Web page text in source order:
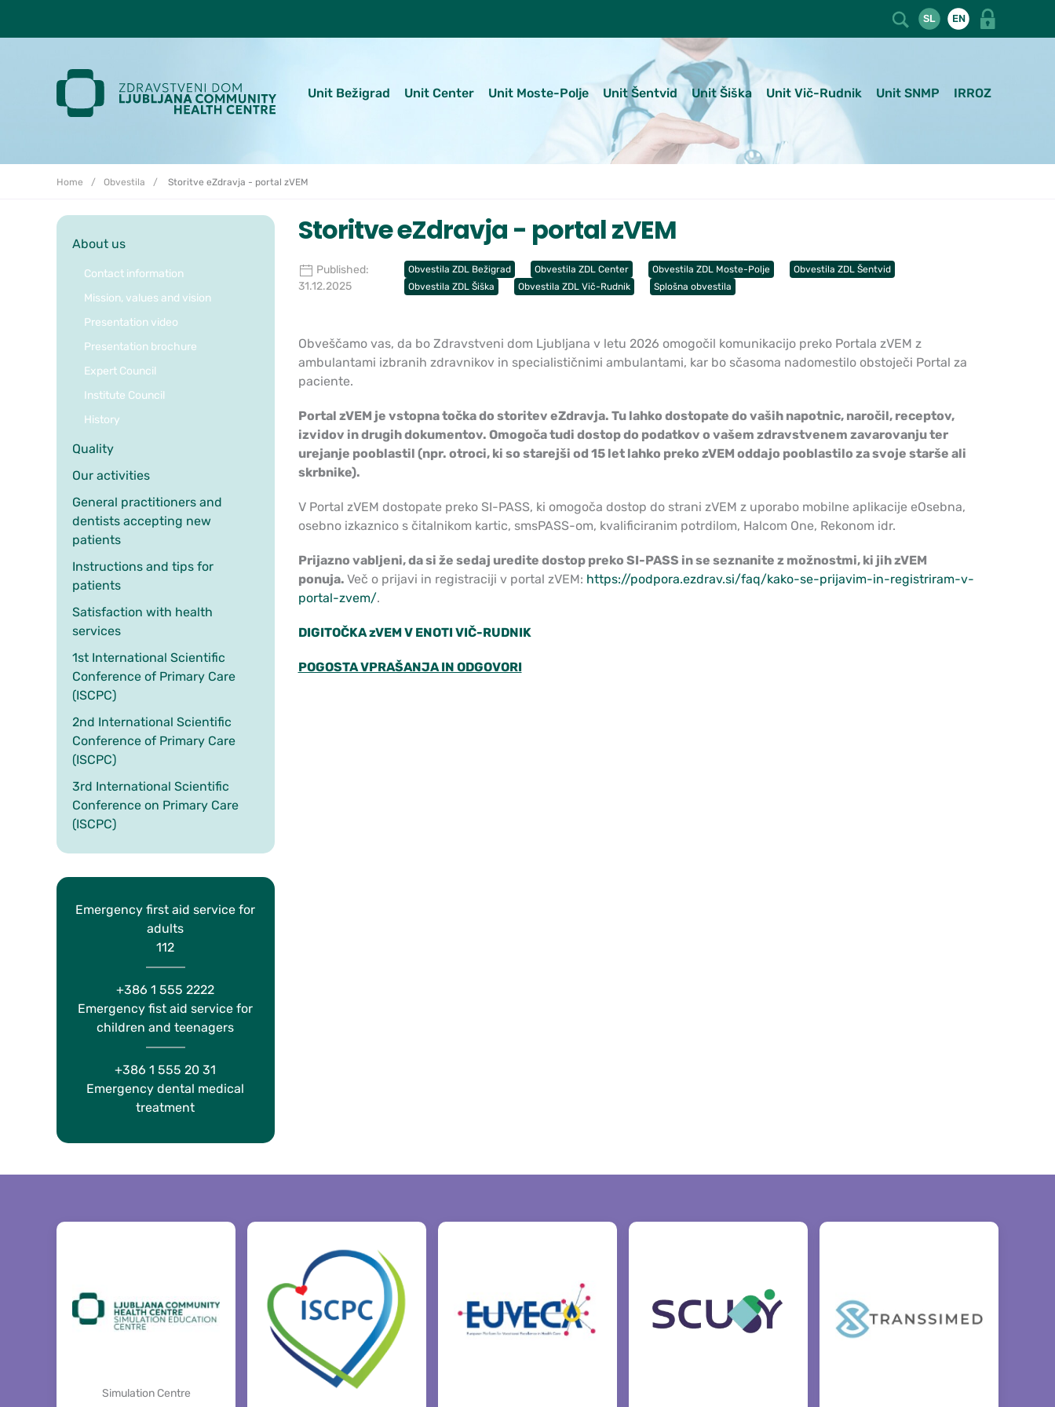
SL EN
Unit Bežigrad Unit Center Unit Moste-Polje Unit Šentvid Unit Šiška Unit Vič-Rudnik Unit SNMP IRROZ
Home Obvestila Storitve eZdravja - portal zVEM
About us
Contact information
Mission, values and vision
Presentation video
Presentation brochure
Expert Council
Institute Council
History
Quality
Our activities
General practitioners and
dentists accepting new
patients
Instructions and tips for
patients
Satisfaction with health
services
1st International Scientific
Conference of Primary Care
(ISCPC)
2nd International Scientific
Conference of Primary Care
(ISCPC)
3rd International Scientific
Conference on Primary Care
(ISCPC)
Emergency first aid service for
adults
112
+386 1 555 2222
Emergency fist aid service for
children and teenagers
+386 1 555 20 31
Emergency dental medical
treatment
Storitve eZdravja - portal zVEM
Published:
31.12.2025
Obvestila ZDL Bežigrad Obvestila ZDL Center Obvestila ZDL Moste-Polje
Obvestila ZDL Šentvid
Obvestila ZDL Šiška
Obvestila ZDL Vič-Rudnik Splošna obvestila
Obveščamo vas, da bo Zdravstveni dom Ljubljana v letu 2026 omogočil komunikacijo preko Portala zVEM z
ambulantami izbranih zdravnikov in specialističnimi ambulantami, kar bo sčasoma nadomestilo obstoječi Portal za
paciente.
Portal zVEM je vstopna točka do storitev eZdravja. Tu lahko dostopate do vaših napotnic, naročil, receptov,
izvidov in drugih dokumentov. Omogoča tudi dostop do podatkov o vašem zdravstvenem zavarovanju ter
urejanje pooblastil (npr. otroci, ki so starejši od 15 let lahko preko zVEM oddajo pooblastilo za svoje starše ali
skrbnike).
V Portal zVEM dostopate preko SI-PASS, ki omogoča dostop do strani zVEM z uporabo mobilne aplikacije eOsebna,
osebno izkaznico s čitalnikom kartic, smsPASS-om, kvalificiranim potrdilom, Halcom One, Rekonom idr.
Prijazno vabljeni, da si že sedaj uredite dostop preko SI-PASS in se seznanite z možnostmi, ki jih zVEM
ponuja. Več o prijavi in registraciji v portal zVEM: https://podpora.ezdrav.si/faq/kako-se-prijavim-in-registriram-v-
portal-zvem/.
DIGITOČKA zVEM V ENOTI VIČ-RUDNIK
POGOSTA VPRAŠANJA IN ODGOVORI
Simulation Centre